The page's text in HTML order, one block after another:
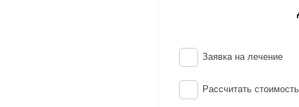
Заявка на лечение
Рассчитать